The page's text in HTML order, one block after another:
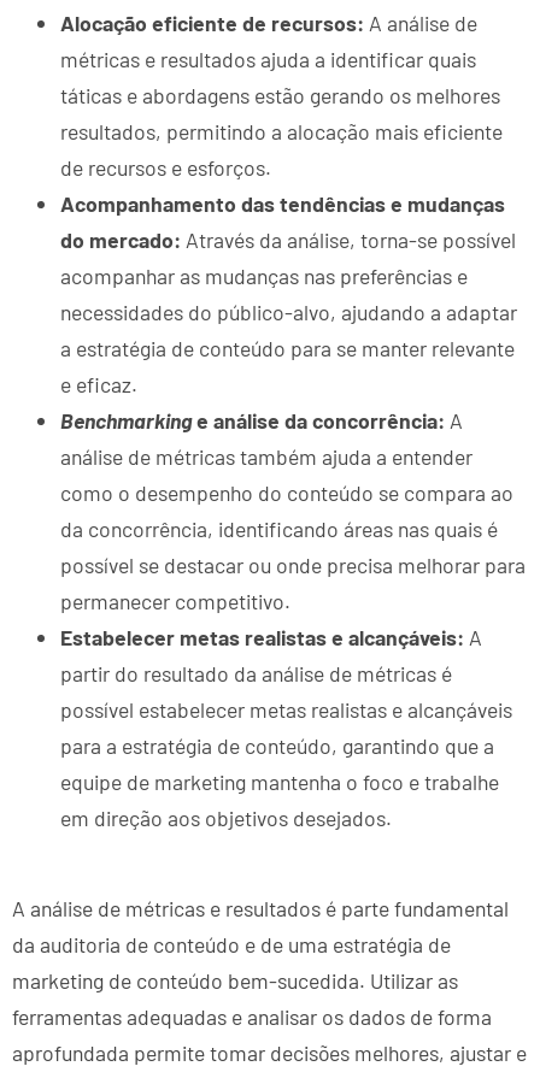
Alocação eficiente de recursos: A análise de
métricas e resultados ajuda a identificar quais
táticas e abordagens estão gerando os melhores
resultados, permitindo a alocação mais eficiente
de recursos e esforços.
Acompanhamento das tendências e mudanças
do mercado: Através da análise, torna-se possível
acompanhar as mudanças nas preferências e
necessidades do público-alvo, ajudando a adaptar
a estratégia de conteúdo para se manter relevante
e eficaz.
Benchmarkinge análise da concorrência: A
análise de métricas também ajuda a entender
como o desempenho do conteúdo se compara ao
da concorrência, identificando áreas nas quais é
possível se destacar ou onde precisa melhorar para
permanecer competitivo.
Estabelecer metas realistas e alcançáveis: A
partir do resultado da análise de métricas é
possível estabelecer metas realistas e alcançáveis
para a estratégia de conteúdo, garantindo que a
equipe de marketing mantenha o foco e trabalhe
em direção aos objetivos desejados.
A análise de métricas e resultados é parte fundamental
da auditoria de conteúdo e de uma estratégia de
marketing de conteúdo bem-sucedida. Utilizar as
ferramentas adequadas e analisar os dados de forma
aprofundada permite tomar decisões melhores, ajustar e